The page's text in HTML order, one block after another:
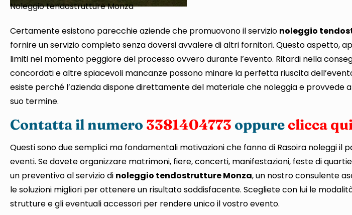
Noleggio tendostrutture Monza
Certamente esistono parecchie aziende che promuovono il servizio noleggio
fornire un servizio completo senza doversi avvalere di altri fornitori. Questo aspetto,
limiti nel momento peggiore del processo ovvero durante l’evento. Ritardi nella
concordati e altre spiacevoli mancanze possono minare la perfetta riuscita
esiste perché l’azienda dispone direttamente del materiale che noleggia e provvede
suo termine.
Contatta il numero 3381404773 oppureclicca
Questi sono due semplici ma fondamentali motivazioni che fanno di Rasoira noleggi il
eventi. Se dovete organizzare matrimoni, fiere, concerti, manifestazioni, feste di
un preventivo al servizio di noleggio tendostrutture Monza, un nostro consulente
le soluzioni migliori per ottenere un risultato soddisfacente. Scegliete con lui le
strutture e gli eventuali accessori per rendere unico il vostro evento.